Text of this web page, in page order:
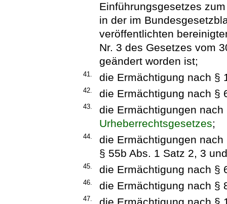
Einführungsgesetzes
in der im
veröffentlichten
Nr. 3 des Gesetzes vom
geändert worden ist;
41. die Ermächtigung nach §
42. die Ermächtigung nach §
43.
die Ermächtigungen
Urheberrechtsgesetzes;
44.
die Ermächtigungen
§ 55b Abs. 1 Satz 2, 3
45. die Ermächtigung nach §
46. die Ermächtigung nach §
47.